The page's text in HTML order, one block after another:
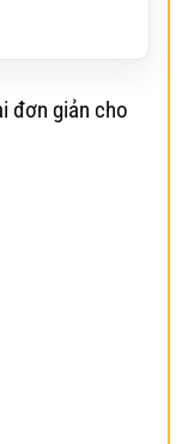
đơn giản cho